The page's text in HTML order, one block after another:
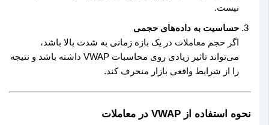
نیست.
حساسیت به داده‌های حجمی
اگر حجم معاملات در یک بازه زمانی به شدت بالا باشد،
می‌تواند تاثیر زیادی روی محاسبات VWAP داشته باشد و نتیجه
را از شرایط واقعی بازار منحرف کند.
نحوه استفاده از VWAP در معاملات